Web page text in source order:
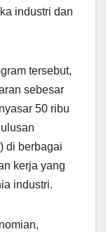
industri dan
tersebut,
sebesar
50 ribu
di berbagai
kerja yang
industri.